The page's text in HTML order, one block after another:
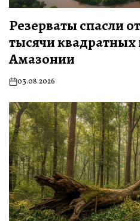
Резерваты спасли
тысячи квадратных
Амазонии
03.08.2026